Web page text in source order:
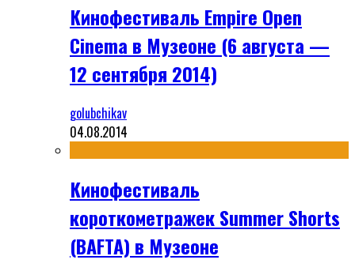
Кинофестиваль Empire Open
Cinema в Музеоне (6 августа —
12 сентября 2014)
golubchikav
04.08.2014
Кинофестиваль
короткометражек Summer Shorts
(BAFTA) в Музеоне